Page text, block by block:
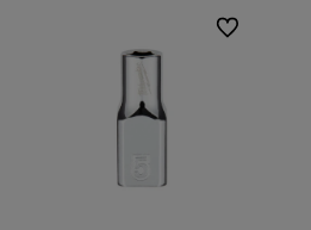
Do ulubionych